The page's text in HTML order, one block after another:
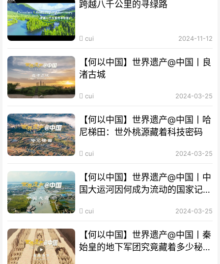
跨越八千公里的寻绿路
cui 2024-11-12
【何以中国】世界遗产@中国丨良
渚古城
cui 2024-03-25
【何以中国】世界遗产@中国丨哈
尼梯田：世外桃源藏着科技密码
cui 2024-03-25
【何以中国】世界遗产@中国丨中
国大运河因何成为流动的国家记
cui 2024-03-25
【何以中国】世界遗产@中国丨秦
始皇的地下军团究竟藏着多少秘